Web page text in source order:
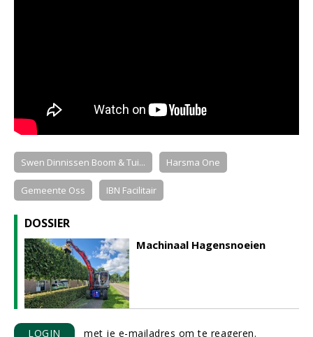
Swen Dinnissen Boom & Tui... Harsma One
Gemeente Oss IBN Facilitair
DOSSIER
Machinaal Hagensnoeien
LOGIN met je e-mailadres om te reageren.